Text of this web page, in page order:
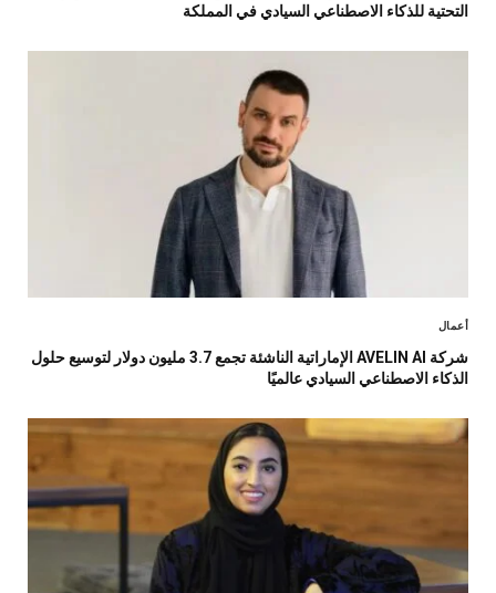
التحتية للذكاء الاصطناعي السيادي في المملكة
أعمال
شركة AVELIN AI الإماراتية الناشئة تجمع 3.7 مليون دولار لتوسيع حلول
الذكاء الاصطناعي السيادي عالميًا